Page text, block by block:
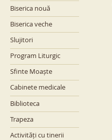
Biserica nouă
Biserica veche
Slujitori
Program Liturgic
Sfinte Moaște
Cabinete medicale
Biblioteca
Trapeza
Activități cu tinerii